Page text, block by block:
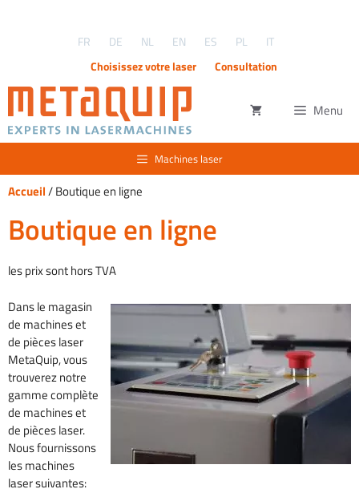
FR DE NL EN ES PL
IT
Choisissez votre laser
Consultation
Menu
Machines laser
Accueil/ Boutique en ligne
Boutique en ligne
les prix sont hors TVA
Dans le magasin
de machines et
de pièces laser
MetaQuip, vous
trouverez notre
gamme complète
de machines et
de pièces laser.
Nous fournissons
les machines
laser suivantes: